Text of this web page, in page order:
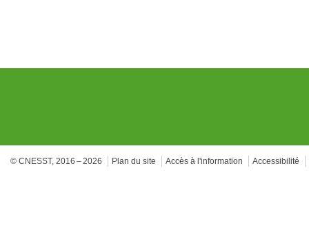
© CNESST, 2016 – 2026 Plan du site Accès à l'information Accessibilité